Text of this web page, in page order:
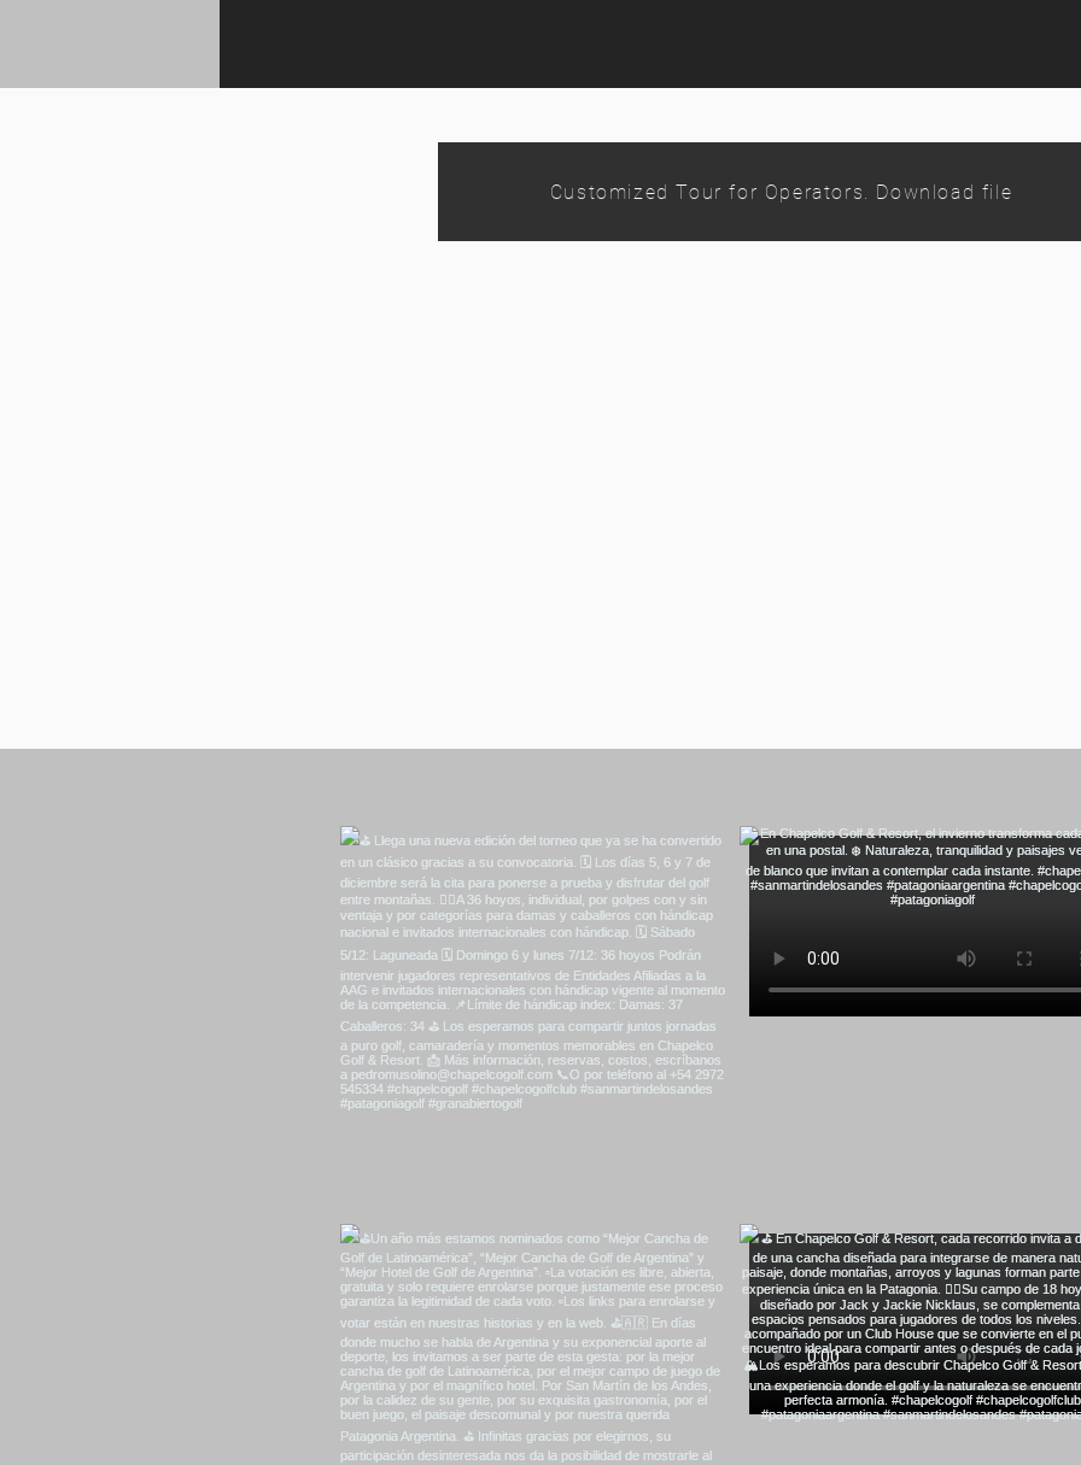
Customized Tour for Operators. Download file